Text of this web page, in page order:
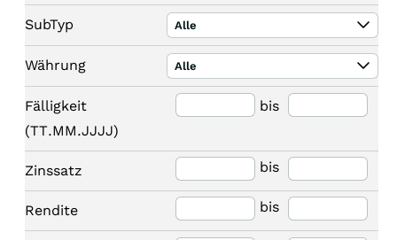
SubTyp Alle
Währung Alle
Fälligkeit
(TT.MM.JJJJ)
bis
Zinssatz bis
Rendite bis